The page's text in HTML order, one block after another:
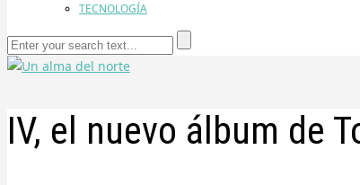
TECNOLOGÍA
IV, el nuevo álbum de